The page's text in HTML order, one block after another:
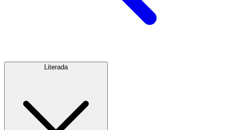
Literada